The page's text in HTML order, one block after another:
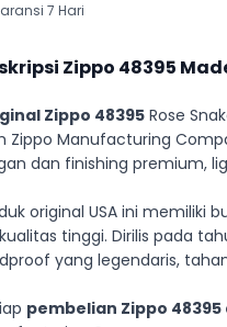
7 Hari
Zippo 48395
Zippo 48395Rose
Zippo Manufacturing
dan finishing premium,
original USA ini memiliki
tinggi. Dirilis pada
yang legendaris,
pembelian Zippo